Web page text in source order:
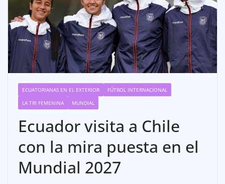
ECUATORIANAS EN EL EXTERIOR
FÚTBOL INTERNACIONAL
LA TRI FEMENINA
MUNDIAL
Ecuador visita a Chile
con la mira puesta en el
Mundial 2027